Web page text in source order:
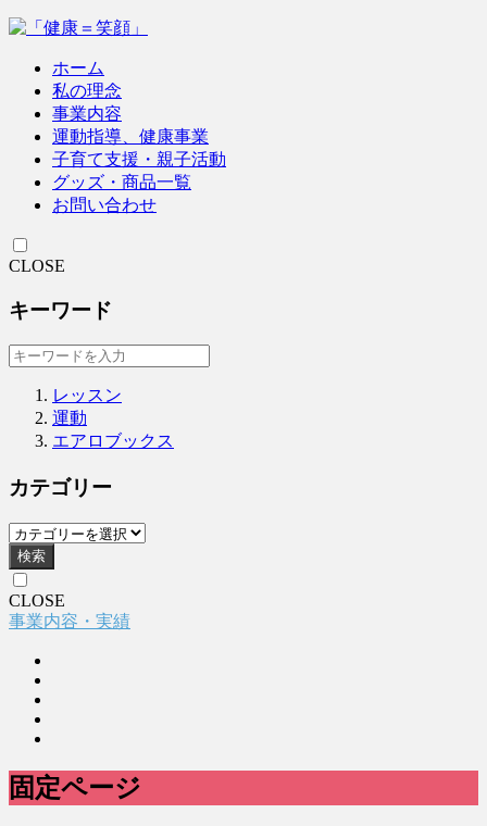
ホーム
私の理念
事業内容
運動指導、健康事業
子育て支援・親子活動
グッズ・商品一覧
お問い合わせ
CLOSE
キーワード
レッスン
運動
エアロブックス
カテゴリー
検索
CLOSE
事業内容・実績
固定ページ